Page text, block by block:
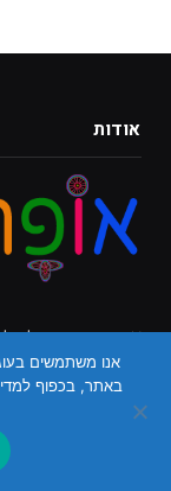
אודות
אופהנעים - הכל על
באתר, בכפוף